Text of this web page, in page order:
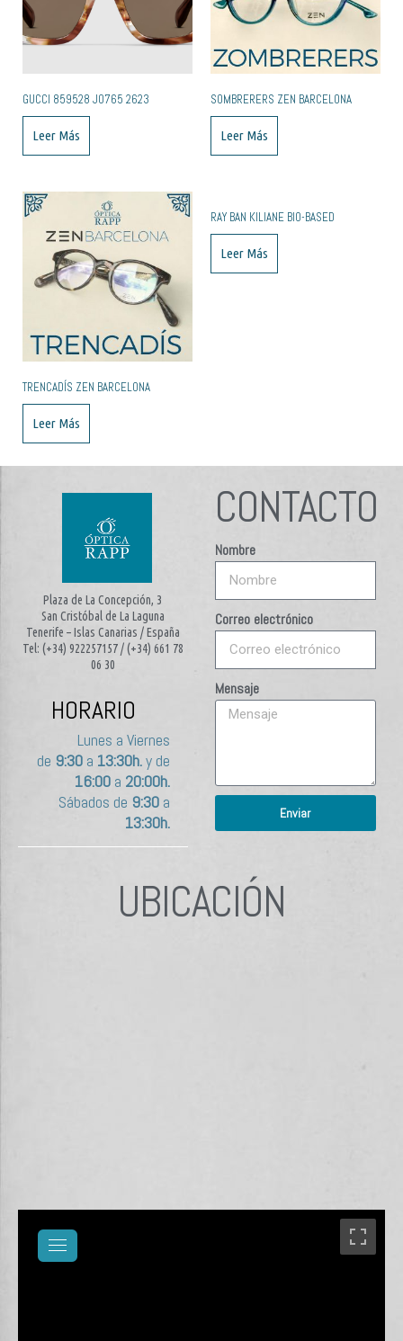
GUCCI 859528 J0765 2623
Leer Más
SOMBRERERS ZEN BARCELONA
Leer Más
TRENCADÍS ZEN BARCELONA
Leer Más
RAY BAN KILIANE BIO-BASED
Leer Más
Plaza de La Concepción, 3
San Cristóbal de La Laguna
Tenerife – Islas Canarias / España
Tel: (+34) 922257157 / (+34) 661 78
06 30
HORARIO
Lunes a Viernes
de 9:30a 13:30h.y de
16:00a 20:00h.
Sábados de 9:30a
13:30h.
CONTACTO
Nombre
Correo electrónico
Mensaje
Enviar
UBICACIÓN